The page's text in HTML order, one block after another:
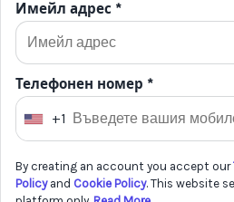
Имейл адрес *
Телефонен номер *
U
i
t
+1
By creating an account you accept our
Policyand Cookie Policy. This website